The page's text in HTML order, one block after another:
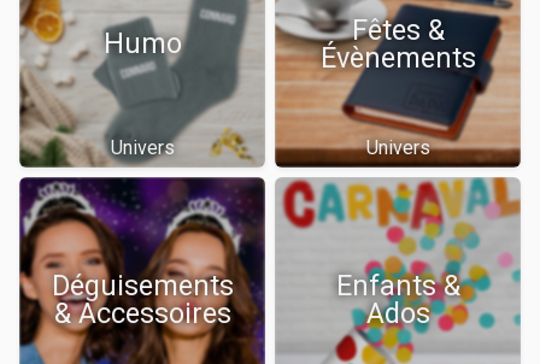
Humo
Univers
Fêtes &
Évènements
Univers
Déguisements
& Accessoires
Enfants &
Ados